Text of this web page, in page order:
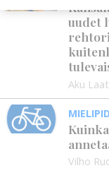
uudet
Aku
Vilho